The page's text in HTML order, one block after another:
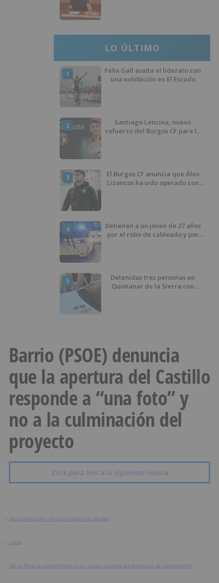
LO ÚLTIMO
1
Felix Gall asalta el liderato con
una exhibición en El Escudo
2
Santiago Lencina, nuevo
refuerzo del Burgos CF para la
3
El Burgos CF anuncia que Álex
Lizancos ha sido operado con
4
Detienen a un joven de 27 años
por el robo de cableado y por
5
Detenidas tres personas en
Quintanar de la Sierra con
Barrio (PSOE) denuncia
que la apertura del Castillo
responde a “una foto” y
no a la culminación del
proyecto
Click para leer a la siguiente noticia
> BurgosNoticias - El diario digital de Burgos
> Local
> De la Rosa se compromete a no relizar recortes en proyectos de Cooperación